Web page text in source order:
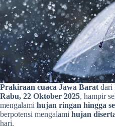
Prakiraan cuaca Jawa Barat dari
Rabu, 22 Oktober 2025, hampir
mengalami hujan ringan hingga
berpotensi mengalami hujan
hari.